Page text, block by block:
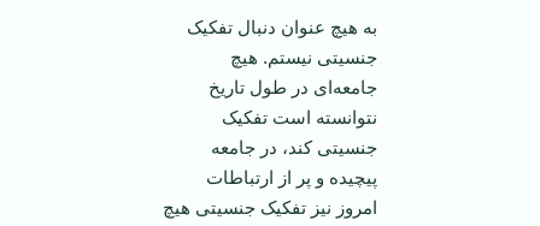
به هیچ عنوان دنبال تفکیک
جنسیتی نیستم. هیچ
جامعه‌ای در طول تاریخ
نتوانسته است تفکیک
جنسیتی کند، در جامعه
پیچیده و پر از ارتباطات
امروز نیز تفکیک جنسیتی هیچ